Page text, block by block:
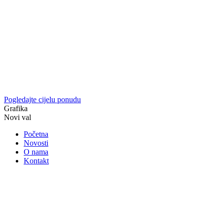
Pogledajte cijelu ponudu
Grafika
Novi val
Početna
Novosti
O nama
Kontakt